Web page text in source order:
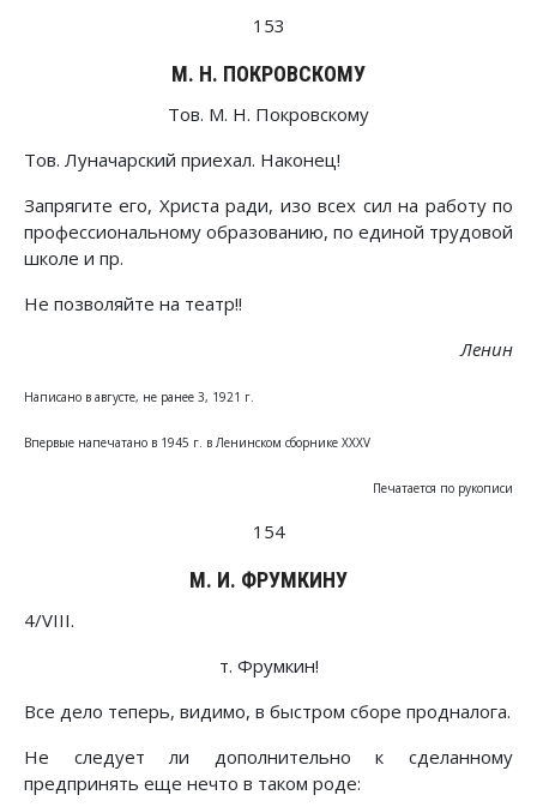
153
М. Н. ПОКРОВСКОМУ
Тов. М. Н. Покровскому
Тов. Луначарский приехал. Наконец!
Запрягите его, Христа ради, изо всех сил на работу по
профессиональному образованию, по единой трудовой
школе и пр.
Не позволяйте на театр!!
Ленин
Написано в августе, не ранее 3, 1921 г.
Впервые напечатано в 1945 г. в Ленинском сборнике XXXV
Печатается по рукописи
154
М. И. ФРУМКИНУ
4/VIII.
т. Фрумкин!
Все дело теперь, видимо, в быстром сборе продналога.
Не следует ли дополнительно к сделанному
предпринять еще нечто в таком роде: